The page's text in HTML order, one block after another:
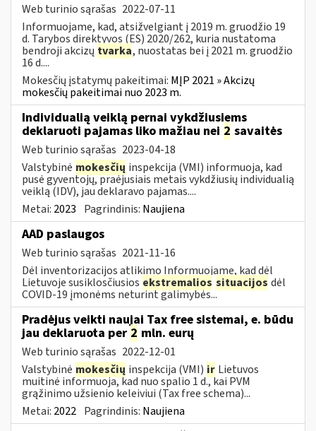
Web turinio sąrašas 2022-07-11
Informuojame, kad, atsižvelgiant į 2019 m. gruodžio 19
d. Tarybos direktyvos (ES) 2020/262, kuria nustatoma
bendroji akcizų tvarka, nuostatas bei į 2021 m. gruodžio
16 d....
Mokesčių įstatymų pakeitimai: MĮP 2021 » Akcizų
mokesčių pakeitimai nuo 2023 m.
Individualią veiklą pernai vykdžiusiems
deklaruoti pajamas liko mažiau nei 2 savaitės
Web turinio sąrašas 2023-04-18
Valstybinė mokesčių inspekcija (VMI) informuoja, kad
pusė gyventojų, praėjusiais metais vykdžiusių individualią
veiklą (IDV), jau deklaravo pajamas....
Metai: 2023 Pagrindinis: Naujiena
AAD paslaugos
Web turinio sąrašas 2021-11-16
Dėl inventorizacijos atlikimo Informuojame, kad dėl
Lietuvoje susiklosčiusios ekstremalios situacijos dėl
COVID-19 įmonėms neturint galimybės...
Pradėjus veikti naujai Tax free sistemai, e. būdu
jau deklaruota per 2 mln. eurų
Web turinio sąrašas 2022-12-01
Valstybinė mokesčių inspekcija (VMI) ir Lietuvos
muitinė informuoja, kad nuo spalio 1 d., kai PVM
grąžinimo užsienio keleiviui (Tax free schema)...
Metai: 2022 Pagrindinis: Naujiena